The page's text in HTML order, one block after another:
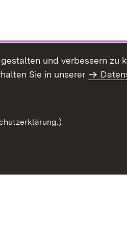
und verbessern zu
Sie in unserer